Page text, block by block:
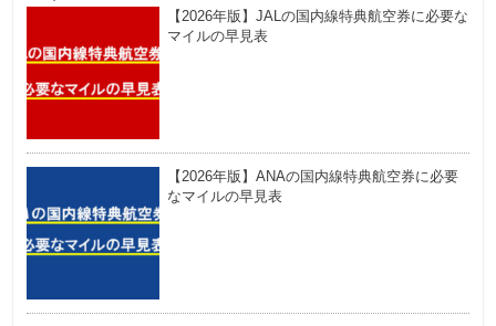
【2026年版】JALの国内線特典航空券に必要な
マイルの早見表
【2026年版】ANAの国内線特典航空券に必要
なマイルの早見表